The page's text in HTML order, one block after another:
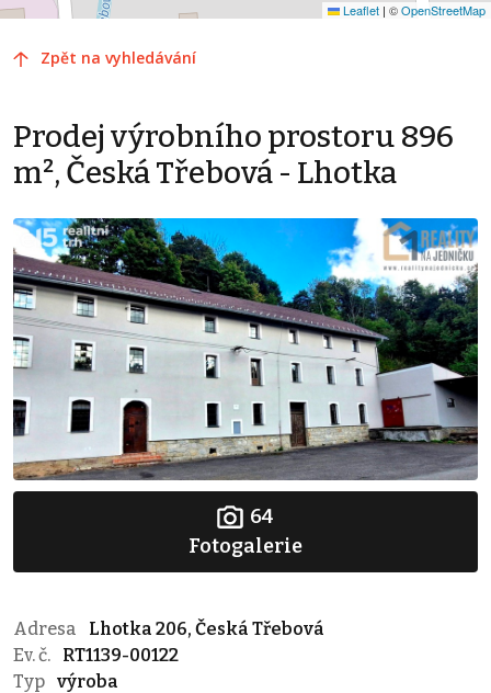
Leaflet | ©OpenStreetMap
Zpět na vyhledávání
Prodej výrobního prostoru 896
m², Česká Třebová - Lhotka
64
Fotogalerie
Adresa
Lhotka 206, Česká Třebová
Ev. č.
RT1139-00122
Typ výroba